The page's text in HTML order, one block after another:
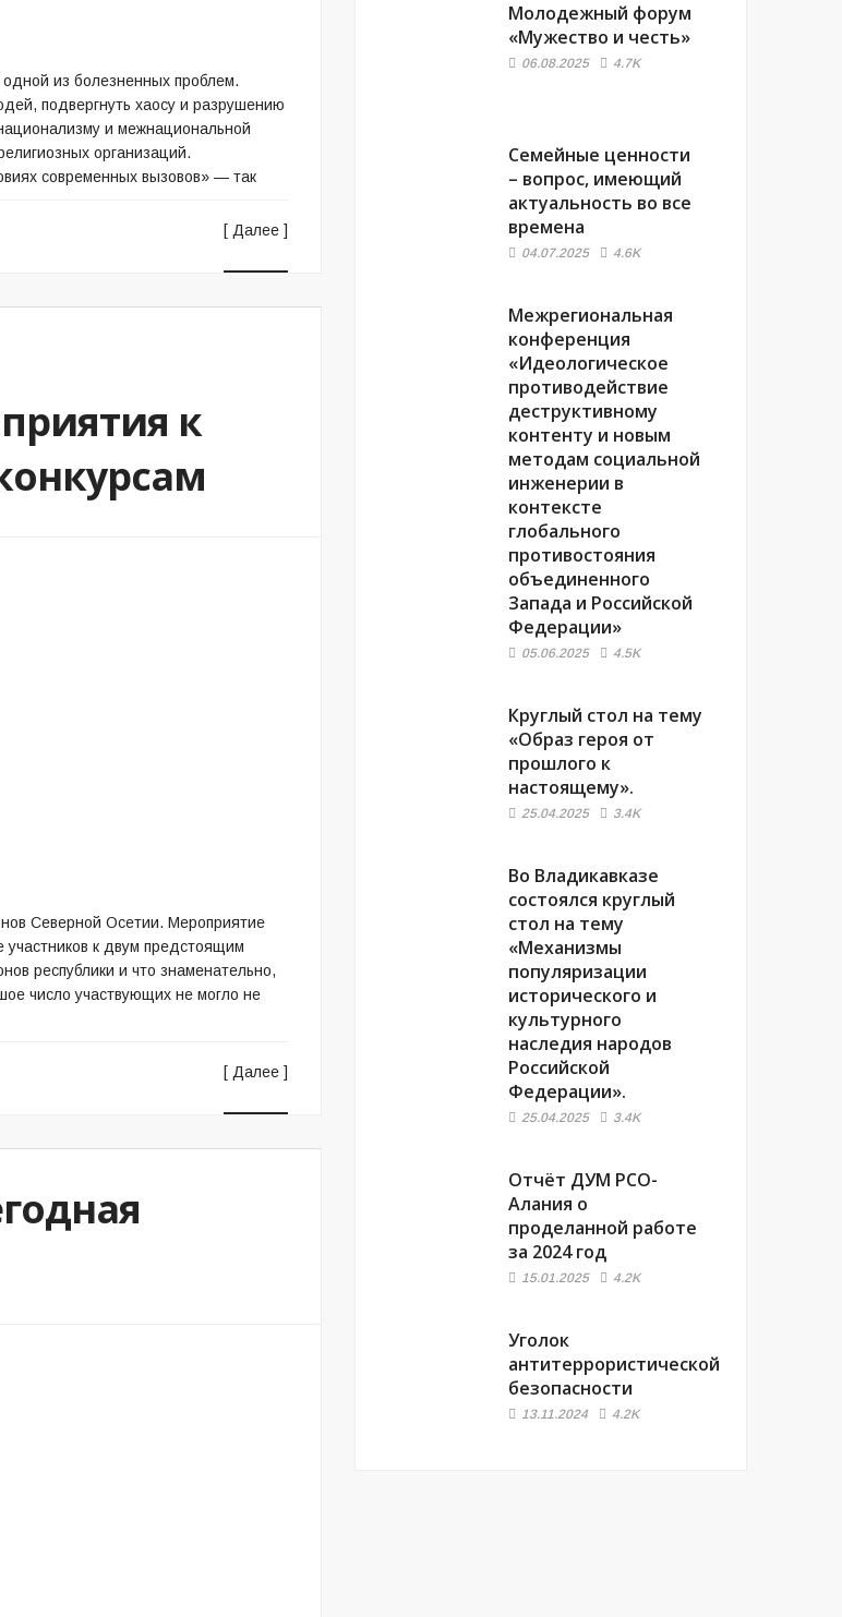
из болезненных проблем.
подвергнуть хаосу и разрушению
и межнациональной
организаций.
современных вызовов» — так
[ Далее ]
к
Северной Осетии. Мероприятие
к двум предстоящим
республики и что знаменательно,
число участвующих не могло не
[ Далее ]
Молодежный форум
«Мужество и честь»
06.08.2025 4.7K
Семейные ценности
– вопрос, имеющий
актуальность во все
времена
04.07.2025 4.6K
Межрегиональная
конференция
«Идеологическое
противодействие
деструктивному
контенту и новым
методам социальной
инженерии в
контексте
глобального
противостояния
объединенного
Запада и Российской
Федерации»
05.06.2025 4.5K
Круглый стол на тему
«Образ героя от
прошлого к
настоящему».
25.04.2025 3.4K
Во Владикавказе
состоялся круглый
стол на тему
«Механизмы
популяризации
исторического и
культурного
наследия народов
Российской
Федерации».
25.04.2025 3.4K
Отчёт ДУМ РСО-
Алания о
проделанной работе
за 2024 год
15.01.2025 4.2K
Уголок
антитеррористической
безопасности
13.11.2024 4.2K